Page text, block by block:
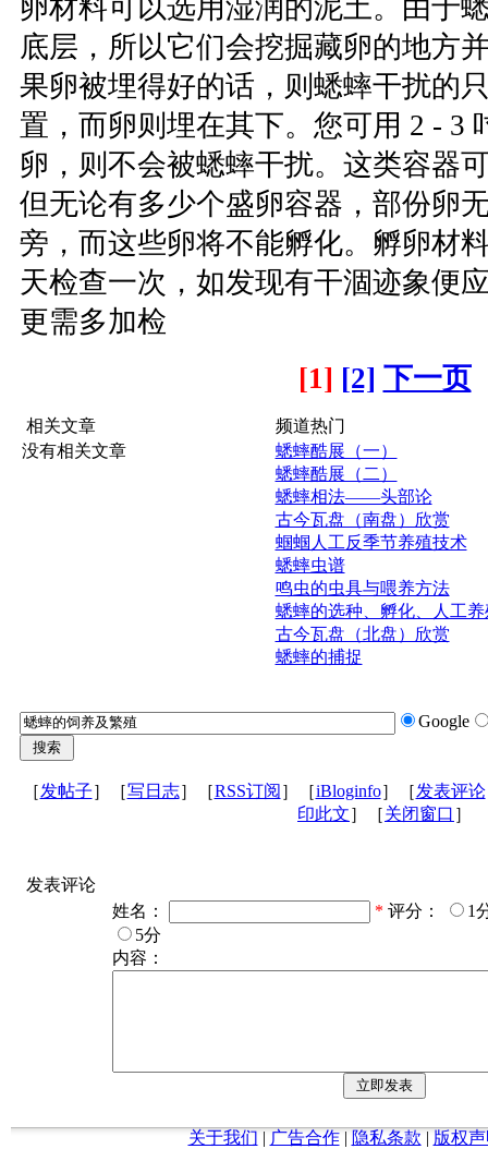
卵材料可以选用湿润的泥土。由于
底层，所以它们会挖掘藏卵的地方
果卵被埋得好的话，则蟋蟀干扰的
置，而卵则埋在其下。您可用 2 - 3
卵，则不会被蟋蟀干扰。这类容器
但无论有多少个盛卵容器，部份卵
旁，而这些卵将不能孵化。孵卵材
天检查一次，如发现有干涸迹象便
更需多加检
[1] [2] 下一页
相关文章
没有相关文章
频道热门
蟋蟀酷展（一）
蟋蟀酷展（二）
蟋蟀相法——头部论
古今瓦盘（南盘）欣赏
蝈蝈人工反季节养殖技术
蟋蟀虫谱
鸣虫的虫具与喂养方法
蟋蟀的选种、孵化、人工养
古今瓦盘（北盘）欣赏
蟋蟀的捕捉
Google
［发帖子］［写日志］［RSS订阅 ］［iBloginfo］［发表评论
印此文］［关闭窗口 ］
发表评论
姓名：
* 评分：
1
5分
内容：
关于我们 | 广告合作| 隐私条款 | 版权